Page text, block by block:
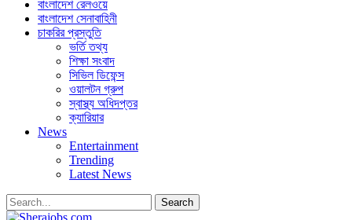
বাংলাদেশ রেলওয়ে
বাংলাদেশ সেনাবাহিনী
চাকরির প্রস্তুতি
ভর্তি তথ্য
শিক্ষা সংবাদ
সিভিল ডিফেন্স
ওয়ালটন গ্রুপ
স্বাস্থ্য অধিদপ্তর
ক্যারিয়ার
News
Entertainment
Trending
Latest News